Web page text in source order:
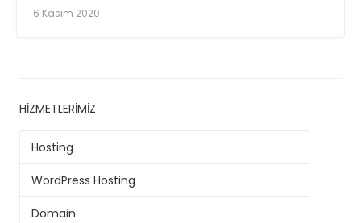
6 Kasım 2020
HIZMETLERIMIZ
Hosting
WordPress Hosting
Domain